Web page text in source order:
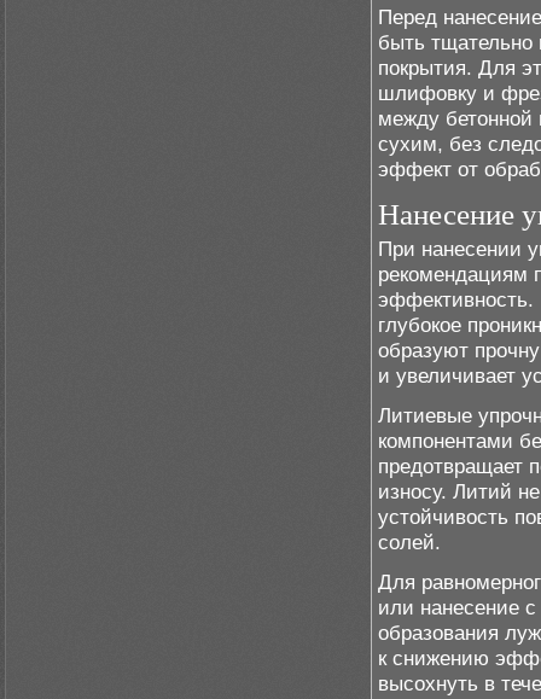
Перед
быть тщательно
покрытия. Для
шлифовку и
между бетонной
сухим, без
эффект от
Нанесение
При нанесении
рекомендациям
эффективность.
глубокое
образуют
и увеличивает
Литиевые
компонентами
предотвращает
износу. Литий
устойчивость
солей.
Для
или нанесение
образования
к снижению
высохнуть в